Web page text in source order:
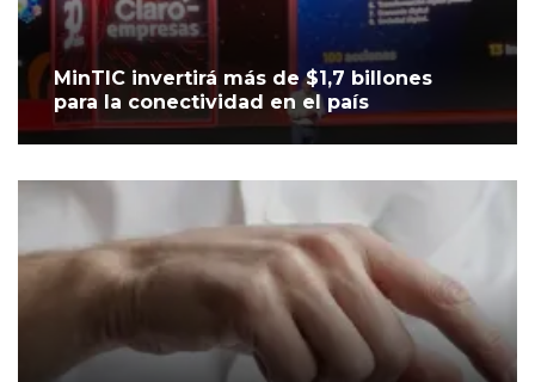
MinTIC invertirá más de $1,7 billones
para la conectividad en el país